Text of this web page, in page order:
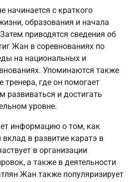
начинается с краткого
образования и начала
приводятся сведения об
Жан в соревнованиях по
на национальных и
Упоминаются также
тренера, где он помогает
развиваться и достигать
уровне.
информацию о том, как
в развитие каратэ в
в организации
а также в деятельности
Жан также популяризирует